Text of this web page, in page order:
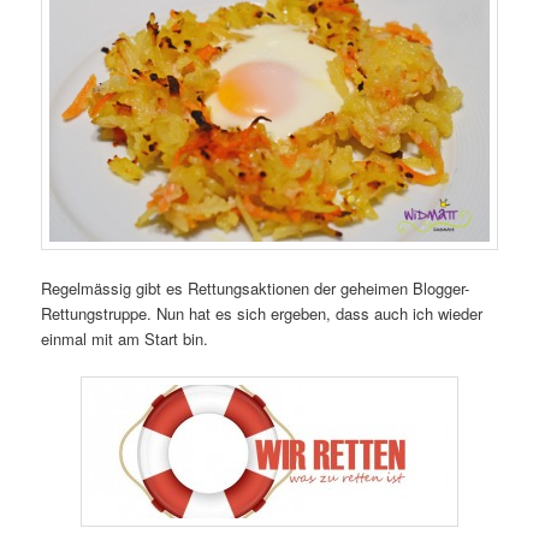
Regelmässig gibt es Rettungsaktionen der geheimen Blogger-
Rettungstruppe. Nun hat es sich ergeben, dass auch ich wieder
einmal mit am Start bin.